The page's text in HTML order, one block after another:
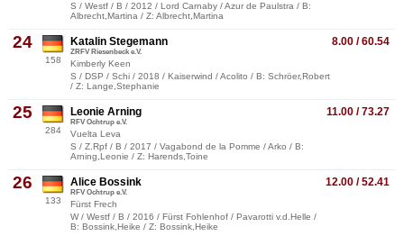
S / Westf / B / 2012 / Lord Carnaby / Azur de Paulstra / B:
Albrecht,Martina / Z: Albrecht,Martina
24
158
8.00 / 60.54
Katalin Stegemann
ZRFV Riesenbeck e.V.
Kimberly Keen
S / DSP / Schi / 2018 / Kaiserwind / Acolito / B: Schröer,Robert
/ Z: Lange,Stephanie
25
284
11.00 / 73.27
Leonie Arning
RFV Ochtrup e.V.
Vuelta Leva
S / Z.Rpf / B / 2017 / Vagabond de la Pomme / Arko / B:
Arning,Leonie / Z: Harends,Toine
26
133
12.00 / 52.41
Alice Bossink
RFV Ochtrup e.V.
Fürst Frech
W / Westf / B / 2016 / Fürst Fohlenhof / Pavarotti v.d.Helle /
B: Bossink,Heike / Z: Bossink,Heike